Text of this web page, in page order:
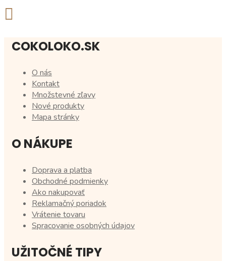
COKOLOKO.SK
O nás
Kontakt
Množstevné zľavy
Nové produkty
Mapa stránky
O NÁKUPE
Doprava a platba
Obchodné podmienky
Ako nakupovať
Reklamačný poriadok
Vrátenie tovaru
Spracovanie osobných údajov
UŽITOČNÉ TIPY